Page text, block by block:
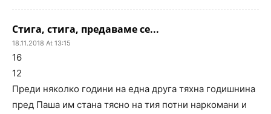
Стига, стига, предаваме се...
18.11.2018 At 13:15
16
12
Преди няколко години на една друга тяхна годишнина
пред Паша им стана тясно на тия потни наркомани и